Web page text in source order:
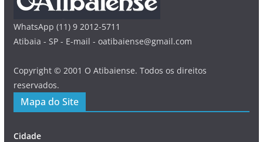
WhatsApp (11) 9 2012-5711
Atibaia - SP - E-mail - oatibaiense@gmail.com
Copyright © 2001 O Atibaiense. Todos os direitos
reservados.
Mapa do Site
Cidade